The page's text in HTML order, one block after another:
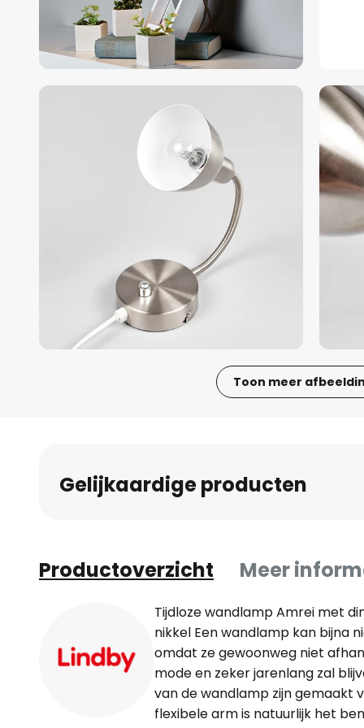
Toon meer
vanGelijkaardige producten
Productoverzicht Meer
Tijdloze wandlamp Amrei met
nikkel Een wandlamp kan bijna
omdat ze gewoonweg niet
mode en zeker jarenlang zal
van de wandlamp zijn gemaakt
flexibele arm is natuurlijk het